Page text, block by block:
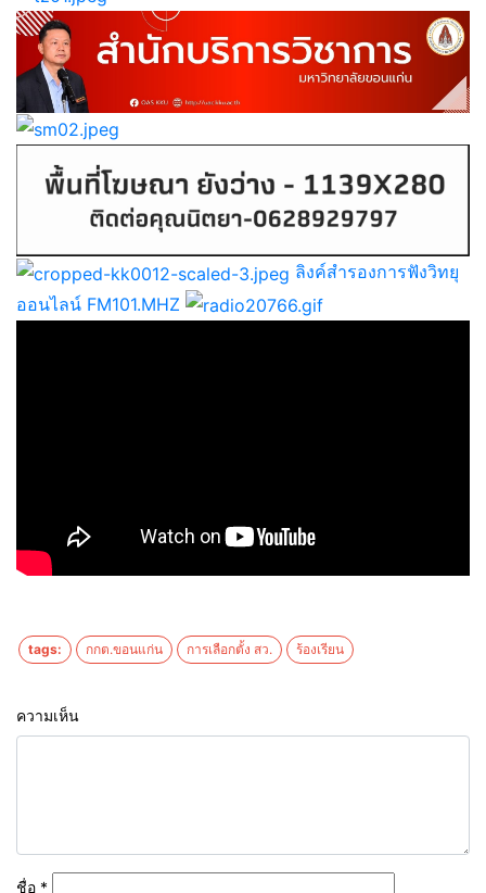
ลิงค์สำรองการฟังวิทยุ
ออนไลน์ FM101.MHZ
tags: กกต.ขอนแก่น การเลือกตั้ง สว. ร้องเรียน
ความเห็น
ชื่อ *